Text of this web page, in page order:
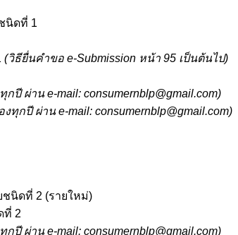
นิดที่ 1
(วิธียื่นคำขอ e-Submission หน้า 95 เป็นต้นไป)
ปี ผ่าน e-mail: consumernblp@gmail.com)
ทุกปี ผ่าน e-mail: consumernblp@gmail.com)
ชนิดที่ 2 (รายใหม่)
ที่ 2
ปี ผ่าน e-mail: consumernblp@gmail.com)